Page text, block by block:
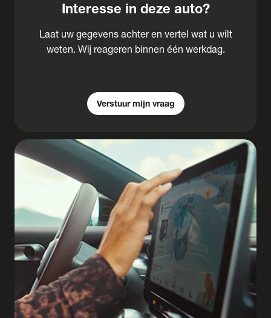
Interesse in deze auto?
Laat uw gegevens achter en vertel wat u wilt
weten. Wij reageren binnen één werkdag.
Verstuur mijn vraag